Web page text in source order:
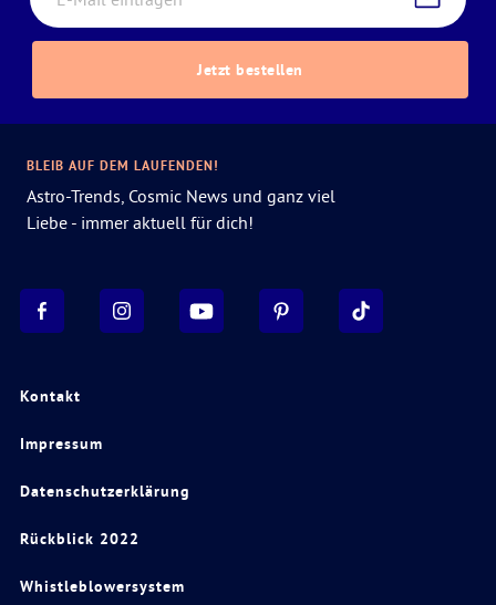
Jetzt bestellen
Kontakt
Impressum
Datenschutzerklärung
Rückblick 2022
Whistleblowersystem
BLEIB AUF DEM LAUFENDEN!
Astro-Trends, Cosmic News und ganz viel
Liebe - immer aktuell für dich!